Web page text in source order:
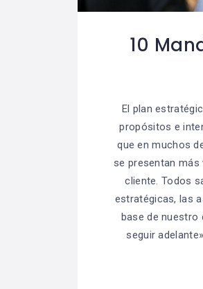
10
El plan
propósitos e
que en muchos
se presentan más
cliente. Todos
estratégicas, las
base de nuestro
seguir